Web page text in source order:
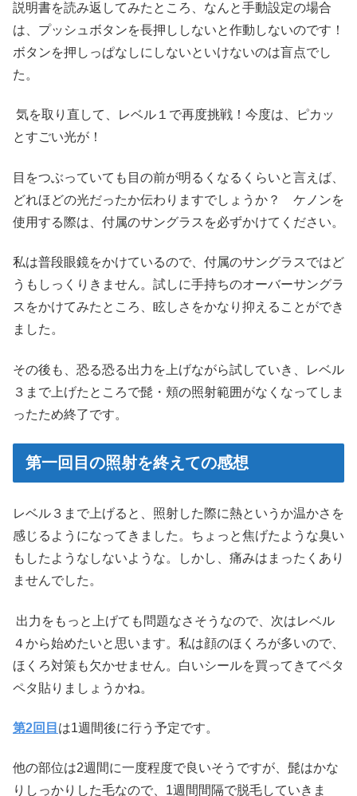
説明書を読み返してみたところ、なんと手動設定の場合
は、プッシュボタンを長押ししないと作動しないのです！
ボタンを押しっぱなしにしないといけないのは盲点でし
た。
気を取り直して、レベル１で再度挑戦！今度は、ピカッ
とすごい光が！
目をつぶっていても目の前が明るくなるくらいと言えば、
どれほどの光だったか伝わりますでしょうか？ ケノンを
使用する際は、付属のサングラスを必ずかけてください。
私は普段眼鏡をかけているので、付属のサングラスではど
うもしっくりきません。試しに手持ちのオーバーサングラ
スをかけてみたところ、眩しさをかなり抑えることができ
ました。
その後も、恐る恐る出力を上げながら試していき、レベル
３まで上げたところで髭・頬の照射範囲がなくなってしま
ったため終了です。
第一回目の照射を終えての感想
レベル３まで上げると、照射した際に熱というか温かさを
感じるようになってきました。ちょっと焦げたような臭い
もしたようなしないような。しかし、痛みはまったくあり
ませんでした。
出力をもっと上げても問題なさそうなので、次はレベル
４から始めたいと思います。私は顔のほくろが多いので、
ほくろ対策も欠かせません。白いシールを買ってきてペタ
ペタ貼りましょうかね。
第2回目 は1週間後に行う予定です。
他の部位は2週間に一度程度で良いそうですが、髭はかな
りしっかりした毛なので、1週間間隔で脱毛していきま